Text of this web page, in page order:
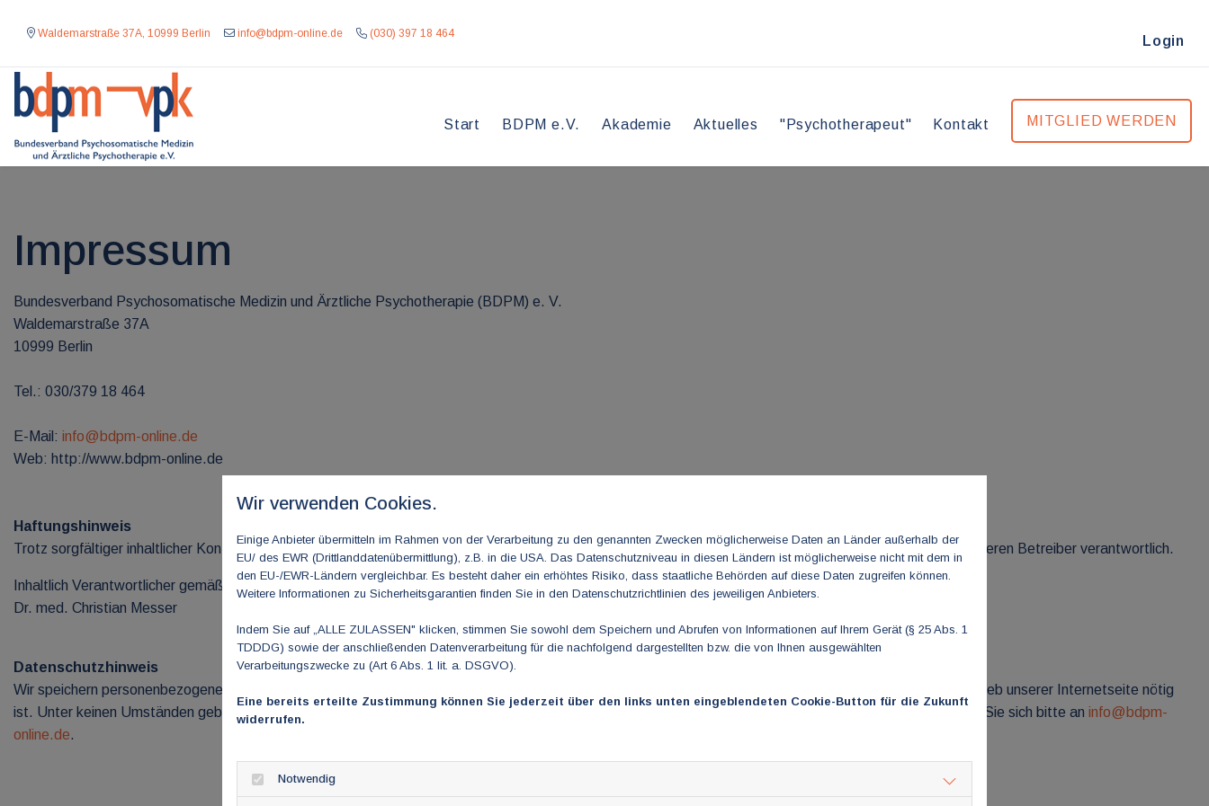
Waldemarstraße 37A, 10999 Berlin info@bdpm-online.de (030) 397 18 464
Login
Start BDPM e.V. Akademie Aktuelles "Psychotherapeut" Kontakt MITGLIED WERDEN
Impressum
Bundesverband Psychosomatische Medizin und Ärztliche Psychotherapie (BDPM) e. V.
Waldemarstraße 37A
10999 Berlin
Tel.: 030/379 18 464
E-Mail: info@bdpm-online.de
Web: http://www.bdpm-online.de
Haftungshinweis
Trotz sorgfältiger inhaltlicher Kontrolle übernehmen wir keine Haftung für die Inhalte externer Links. Für den Inhalt der verlinkten Seiten sind ausschließlich deren Betreiber verantwortlich.
Inhaltlich Verantwortlicher gemäß § 10 Absatz 3 MDStV:
Dr. med. Christian Messer
Datenschutzhinweis
Wir speichern personenbezogene Daten unserer Mitglieder (beispielsweise Name, E-Mail-Adresse) nur in dem Umfang, wie es für einen reibungslosen Betrieb unserer Internetseite nötig
ist. Unter keinen Umständen geben wir Ihre Daten an Dritte weiter. Wenn Sie detaillierte Informationen über Ihre gespeicherten Daten wünschen, wenden Sie sich bitte an info@bdpm-
online.de.
Wir verwenden Cookies.
Einige Anbieter übermitteln im Rahmen von der Verarbeitung zu den genannten Zwecken möglicherweise Daten an Länder außerhalb der
EU/ des EWR (Drittlanddatenübermittlung), z.B. in die USA. Das Datenschutzniveau in diesen Ländern ist möglicherweise nicht mit dem in
den EU-/EWR-Ländern vergleichbar. Es besteht daher ein erhöhtes Risiko, dass staatliche Behörden auf diese Daten zugreifen können.
Weitere Informationen zu Sicherheitsgarantien finden Sie in den Datenschutzrichtlinien des jeweiligen Anbieters.
Indem Sie auf „ALLE ZULASSEN" klicken, stimmen Sie sowohl dem Speichern und Abrufen von Informationen auf Ihrem Gerät (§ 25 Abs. 1
TDDDG) sowie der anschließenden Datenverarbeitung für die nachfolgend dargestellten bzw. die von Ihnen ausgewählten
Verarbeitungszwecke zu (Art 6 Abs. 1 lit. a. DSGVO).
Eine bereits erteilte Zustimmung können Sie jederzeit über den links unten eingeblendeten Cookie-Button für die Zukunft
widerrufen.
Notwendig